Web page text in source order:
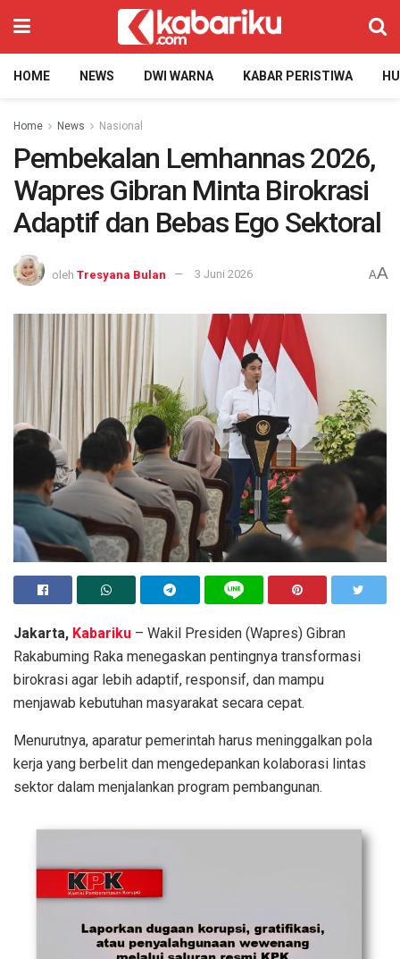
HOME NEWS DWI WARNA KABAR PERISTIWA
Home News Nasional
Pembekalan Lemhannas 2026,
Wapres Gibran Minta Birokrasi
Adaptif dan Bebas Ego Sektoral
oleh Tresyana Bulan 3 Juni 2026 AA
Jakarta, Kabariku – Wakil Presiden (Wapres) Gibran
Rakabuming Raka menegaskan pentingnya transformasi
birokrasi agar lebih adaptif, responsif, dan mampu
menjawab kebutuhan masyarakat secara cepat.
Menurutnya, aparatur pemerintah harus meninggalkan pola
kerja yang berbelit dan mengedepankan kolaborasi lintas
sektor dalam menjalankan program pembangunan.